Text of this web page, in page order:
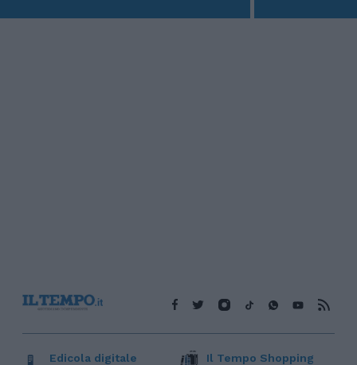
Edicola digitale Il Tempo Shopping